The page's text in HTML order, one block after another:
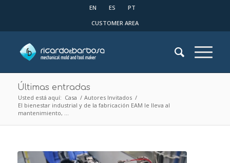
EN ES
PT
CUSTOMER AREA
Últimas entradas
Usted está aquí: Casa / Autores Invitados /
El bienestar industrial y de la fabricación EAM le lleva al
mantenimiento, ...